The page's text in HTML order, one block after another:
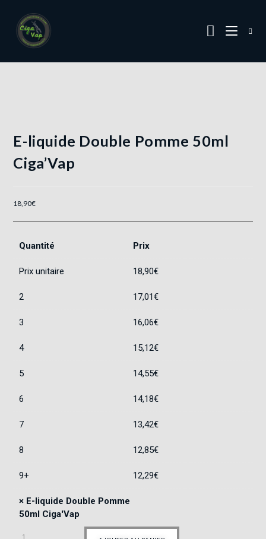
E-liquide Double Pomme 50ml
Ciga’Vap
18,90€
Quantité Prix
Prix unitaire 18,90€
2 17,01€
3 16,06€
4 15,12€
5 14,55€
6 14,18€
7 13,42€
8 12,85€
9+ 12,29€
× E-liquide Double Pomme
50ml Ciga'Vap